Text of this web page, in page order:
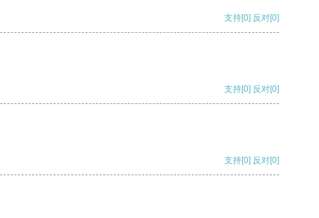
支持[0] 反对[0]
支持[0] 反对[0]
支持[0] 反对[0]